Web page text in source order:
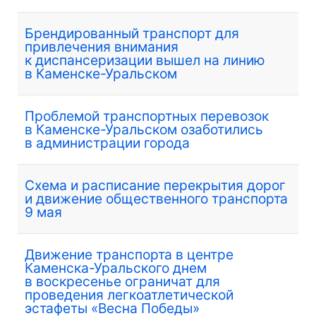
Брендированный транспорт для
привлечения внимания
к диспансеризации вышел на линию
в Каменске-Уральском
Проблемой транспортных перевозок
в Каменске-Уральском озаботились
в администрации города
Схема и расписание перекрытия дорог
и движение общественного транспорта
9 мая
Движение транспорта в центре
Каменска-Уральского днем
в воскресенье ограничат для
проведения легкоатлетической
эстафеты «Весна Победы»